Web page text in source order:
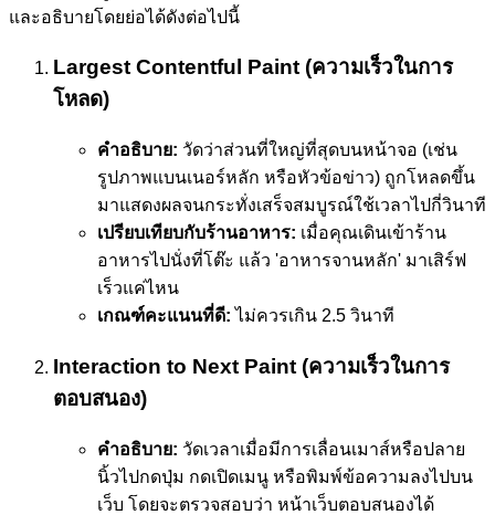
และอธิบายโดยย่อได้ดังต่อไปนี้
Largest Contentful Paint (ความเร็วในการ
โหลด)
คำอธิบาย: วัดว่าส่วนที่ใหญ่ที่สุดบนหน้าจอ (เช่น
รูปภาพแบนเนอร์หลัก หรือหัวข้อข่าว) ถูกโหลดขึ้น
มาแสดงผลจนกระทั่งเสร็จสมบูรณ์ใช้เวลาไปกี่วินาที
เปรียบเทียบกับร้านอาหาร: เมื่อคุณเดินเข้าร้าน
อาหารไปนั่งที่โต๊ะ แล้ว 'อาหารจานหลัก' มาเสิร์ฟ
เร็วแค่ไหน
เกณฑ์คะแนนที่ดี: ไม่ควรเกิน 2.5 วินาที
Interaction to Next Paint (ความเร็วในการ
ตอบสนอง)
คำอธิบาย: วัดเวลาเมื่อมีการเลื่อนเมาส์หรือปลาย
นิ้วไปกดปุ่ม กดเปิดเมนู หรือพิมพ์ข้อความลงไปบน
เว็บ โดยจะตรวจสอบว่า หน้าเว็บตอบสนองได้